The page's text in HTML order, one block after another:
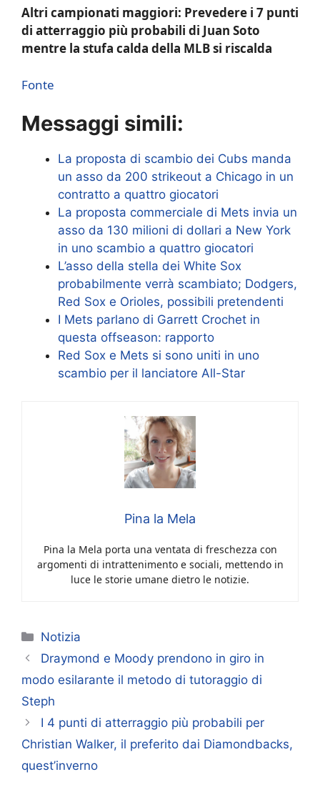
Altri campionati maggiori: Prevedere i 7 punti
di atterraggio più probabili di Juan Soto
mentre la stufa calda della MLB si riscalda
Fonte
Messaggi simili:
La proposta di scambio dei Cubs manda
un asso da 200 strikeout a Chicago in un
contratto a quattro giocatori
La proposta commerciale di Mets invia un
asso da 130 milioni di dollari a New York
in uno scambio a quattro giocatori
L’asso della stella dei White Sox
probabilmente verrà scambiato; Dodgers,
Red Sox e Orioles, possibili pretendenti
I Mets parlano di Garrett Crochet in
questa offseason: rapporto
Red Sox e Mets si sono uniti in uno
scambio per il lanciatore All-Star
Pina la Mela
Pina la Mela porta una ventata di freschezza con
argomenti di intrattenimento e sociali, mettendo in
luce le storie umane dietro le notizie.
Categorie
Notizia
Draymond e Moody prendono in giro in
modo esilarante il metodo di tutoraggio di
Steph
I 4 punti di atterraggio più probabili per
Christian Walker, il preferito dai Diamondbacks,
quest’inverno